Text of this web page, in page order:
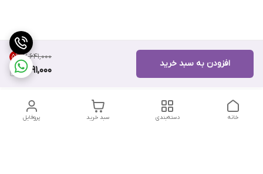
۷٬۶۴۱٬۰۰۰ 5%
7,191,000
افزودن به سبد خرید
پروفایل سبد خرید دسته‌بندی خانه